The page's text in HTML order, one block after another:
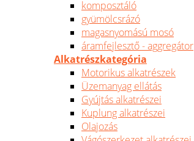
komposztáló
gyümölcsrázó
magasnyomású mosó
áramfejlesztő - aggregátor
Alkatrészkategória
Motorikus alkatrészek
Üzemanyag ellátás
Gyújtás alkatrészei
Kuplung alkatrészei
Olajozás